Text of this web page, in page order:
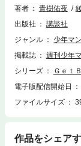
広げるが……!?
著者 青樹佑夜
出版社
講談社
ジャンル
少年マ
掲載誌
週刊少年
シリーズ
Ｇｅｔ
電子版配信開始日
ファイルサイズ
作品をシェア